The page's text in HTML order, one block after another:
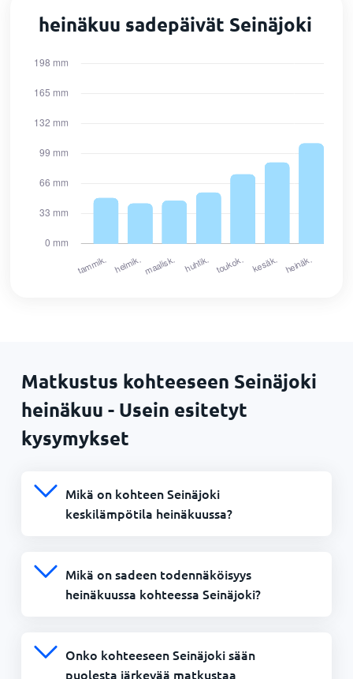
heinäkuu sadepäivät Seinäjoki
Matkustus kohteeseen Seinäjoki
heinäkuu - Usein esitetyt
kysymykset
Mikä on kohteen Seinäjoki
keskilämpötila heinäkuussa?
Mikä on sadeen todennäköisyys
heinäkuussa kohteessa Seinäjoki?
Onko kohteeseen Seinäjoki sään
puolesta järkevää matkustaa